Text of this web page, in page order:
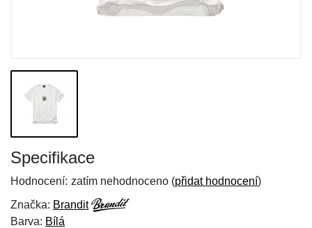
Specifikace
Hodnocení: zatím nehodnoceno (přidat hodnocení)
Značka: Brandit
Barva: Bílá